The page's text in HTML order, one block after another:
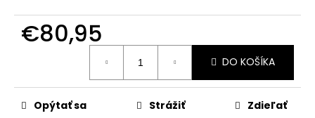
€80,95
DO KOŠÍKA
Opýtať sa Strážiť Zdieľať
p
o